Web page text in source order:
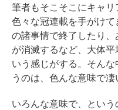
筆者もそこそこにキャ
色々な冠連載を手がけ
の諸事情で終了したり
が消滅するなど、大体
いう感じがする。そん
うのは、色んな意味で凄
いろんな意味で、とい